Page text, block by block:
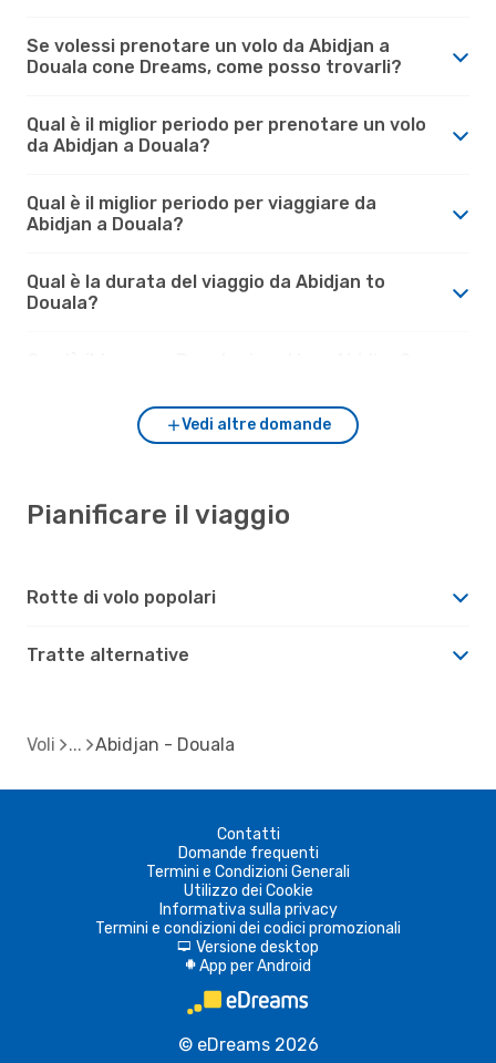
Se volessi prenotare un volo da Abidjan a
Douala cone Dreams, come posso trovarli?
Qual è il miglior periodo per prenotare un volo
da Abidjan a Douala?
Qual è il miglior periodo per viaggiare da
Abidjan a Douala?
Qual è la durata del viaggio da Abidjan to
Douala?
Vedi altre domande
Pianificare il viaggio
Rotte di volo popolari
Tratte alternative
Voli Abidjan - Douala
Contatti
Domande frequenti
Termini e Condizioni Generali
Utilizzo dei Cookie
Informativa sulla privacy
Termini e condizioni dei codici promozionali
d Versione desktop
A App per Android
© eDreams 2026